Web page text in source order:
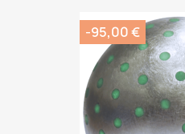
-95,00 €